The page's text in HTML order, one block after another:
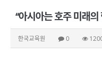
“아시아는 호주 미래의
한국교육원 0